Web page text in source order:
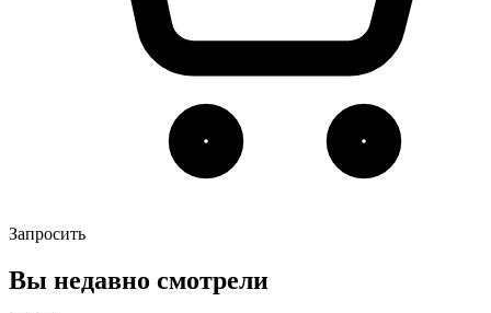
Запросить
Вы недавно смотрели